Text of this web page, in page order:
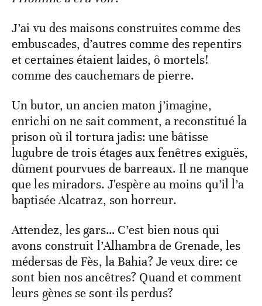
J’ai vu des maisons construites comme des
embuscades, d’autres comme des repentirs
et certaines étaient laides, ô mortels!
comme des cauchemars de pierre.
Un butor, un ancien maton j’imagine,
enrichi on ne sait comment, a reconstitué la
prison où il tortura jadis: une bâtisse
lugubre de trois étages aux fenêtres exiguës,
dûment pourvues de barreaux. Il ne manque
que les miradors. J'espère au moins qu’il l’a
baptisée Alcatraz, son horreur.
Attendez, les gars… C’est bien nous qui
avons construit l’Alhambra de Grenade, les
médersas de Fès, la Bahia? Je veux dire: ce
sont bien nos ancêtres? Quand et comment
leurs gènes se sont-ils perdus?